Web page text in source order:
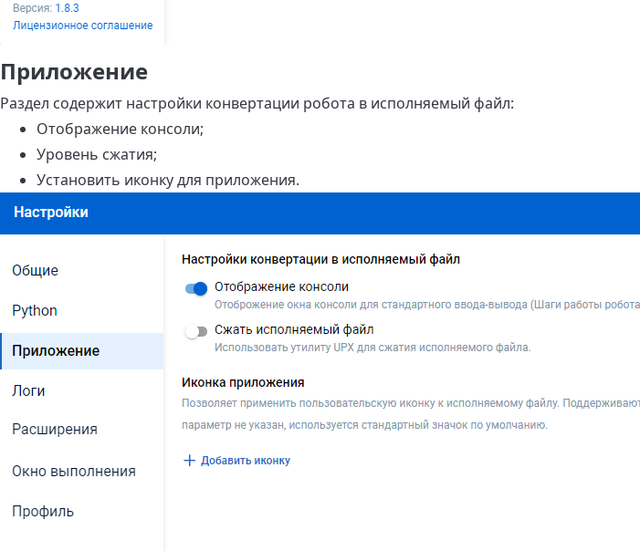
Приложение
Раздел содержит настройки конвертации робота в исполняемый файл:
Отображение консоли;
Уровень сжатия;
Установить иконку для приложения.